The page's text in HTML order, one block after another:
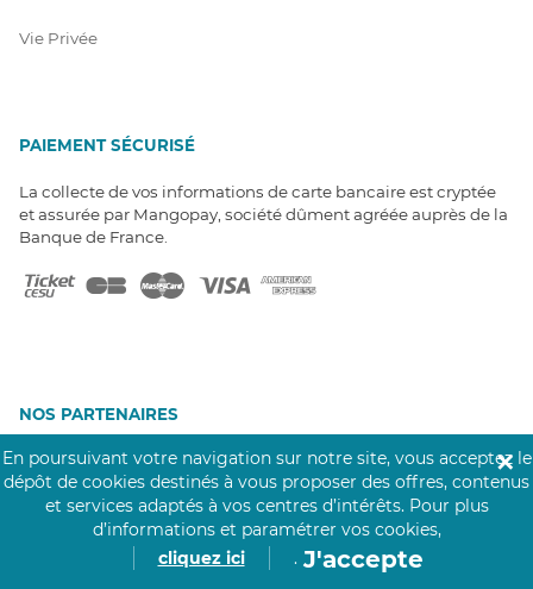
Vie Privée
PAIEMENT SÉCURISÉ
La collecte de vos informations de carte bancaire est cryptée
et assurée par Mangopay, société dûment agréée auprès de la
Banque de France.
NOS PARTENAIRES
Caisse des Dépôts et MAIF.
En poursuivant votre navigation sur notre site, vous acceptez le
dépôt de cookies destinés à vous proposer des offres, contenus
et services adaptés à vos centres d’intérêts. Pour plus
d’informations et paramétrer vos cookies,
cliquez ici
. J'accepte
✕